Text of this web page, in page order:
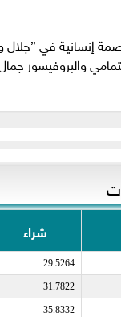
إنسانية في ”جلال
والبروفيسور
شراء
29.5264
31.7822
35.8332